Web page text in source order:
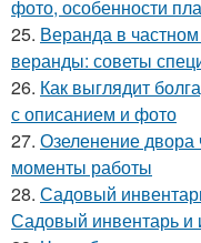
фото, особенности
25. Веранда в
веранды: советы
26. Как выглядит
с описанием и фото
27. Озеленение
моменты работы
28. Садовый
Садовый инвентарь